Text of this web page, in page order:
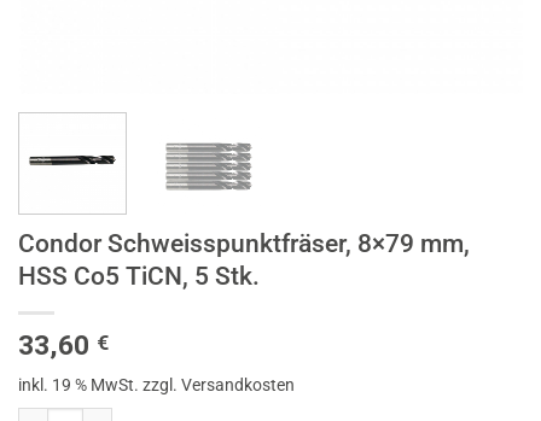
Condor Schweisspunktfräser, 8×79 mm,
HSS Co5 TiCN, 5 Stk.
33,60 €
inkl. 19 % MwSt. zzgl. Versandkosten